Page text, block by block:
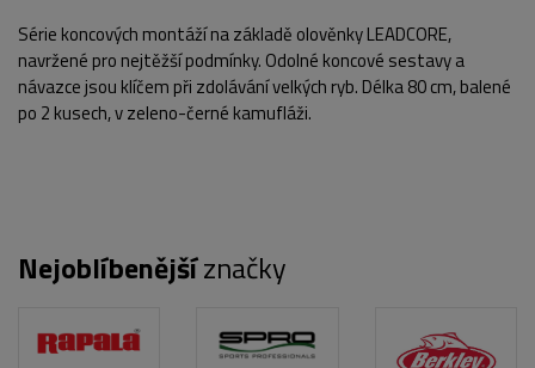
Série koncových montáží na základě olověnky LEADCORE,
navržené pro nejtěžší podmínky. Odolné koncové sestavy a
návazce jsou klíčem při zdolávání velkých ryb. Délka 80 cm, balené
po 2 kusech, v zeleno-černé kamufláži.
Nejoblíbenějšíznačky